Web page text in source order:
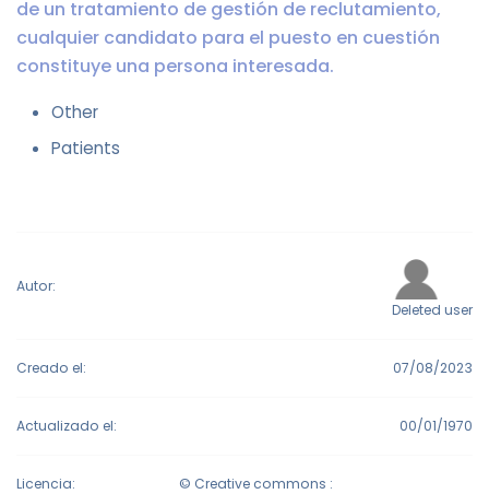
de un tratamiento de gestión de reclutamiento,
cualquier candidato para el puesto en cuestión
constituye una persona interesada.
Other
Patients
Autor:
Deleted user
Creado el: 07/08/2023
Actualizado el: 00/01/1970
Licencia:
© Creative commons :